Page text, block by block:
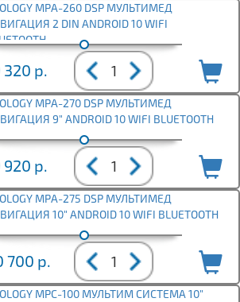
MPA-260 DSP МУЛЬТИМЕД
2 DIN ANDROID 10 WIFI
320 р.
MPA-270 DSP МУЛЬТИМЕД
9" ANDROID 10 WIFI BLUETOOTH
920 р.
MPA-275 DSP МУЛЬТИМЕД
10" ANDROID 10 WIFI BLUETOOTH
700 р.
MPC-100 МУЛЬТИМ СИСТЕМА 10"